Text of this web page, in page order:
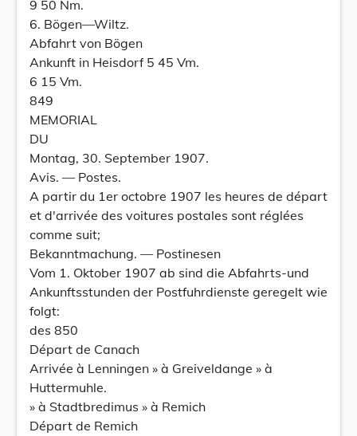
9 50 Nm.
6. Bögen—Wiltz.
Abfahrt von Bögen
Ankunft in Heisdorf 5 45 Vm.
6 15 Vm.
849
MEMORIAL
DU
Montag, 30. September 1907.
Avis. — Postes.
A partir du 1er octobre 1907 les heures de départ
et d'arrivée des voitures postales sont réglées
comme suit;
Bekanntmachung. — Postinesen
Vom 1. Oktober 1907 ab sind die Abfahrts-und
Ankunftsstunden der Postfuhrdienste geregelt wie
folgt:
des 850
Départ de Canach
Arrivée à Lenningen » à Greiveldange » à
Huttermuhle.
» à Stadtbredimus » à Remich
Départ de Remich